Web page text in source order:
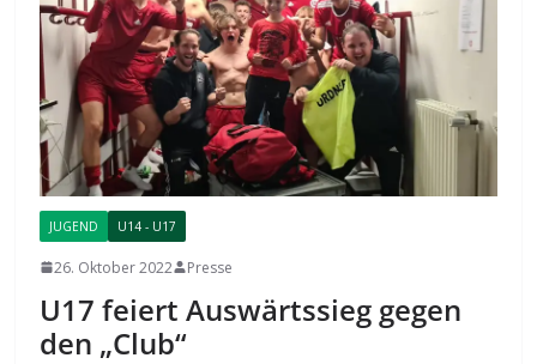
JUGEND U14 - U17
26. Oktober 2022 Presse
U17 feiert Auswärtssieg gegen
den „Club“